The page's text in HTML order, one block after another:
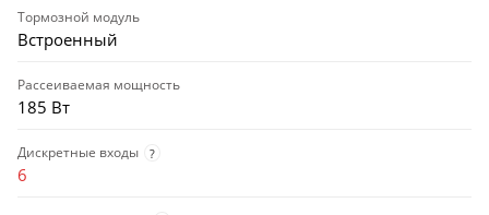
Тормозной модуль
Встроенный
Рассеиваемая мощность
185 Вт
Дискретные входы ?
6